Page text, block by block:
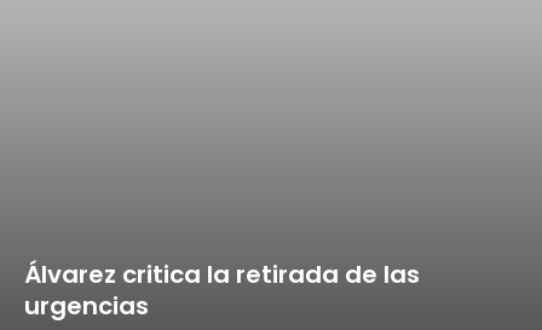
Álvarez critica la retirada de las
urgencias